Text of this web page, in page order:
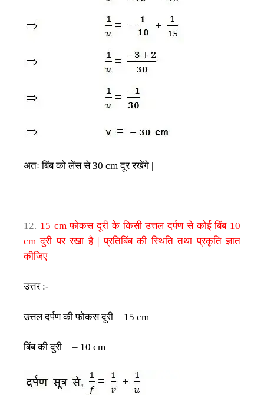
अतः बिंबकोलेंससे30 cmदूररखेंगे |
12. 15 cmफोकस दूरी के किसी उत्तल दर्पण से कोई बिंब10
cmदुरी पर रखा है|प्रतिबिंब की स्थिति तथा प्रकृति ज्ञात
कीजिए
उत्तर:-
उत्तलदर्पणकीफोकसदूरी = 15 cm
बिंबकीदुरी = – 10 cm